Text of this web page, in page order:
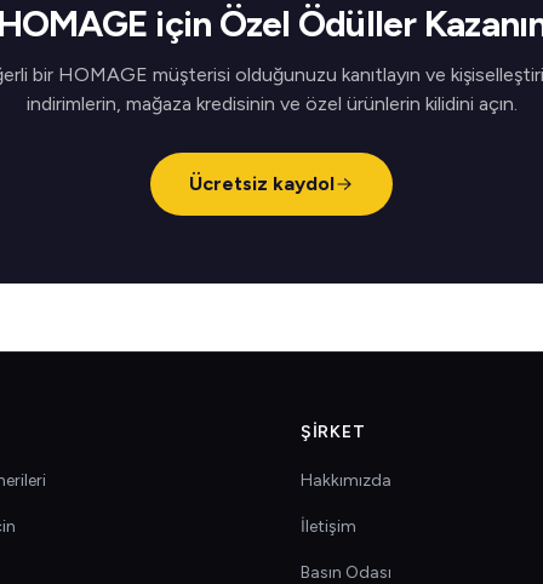
için Özel Ödüller
bir HOMAGE müşterisi olduğunuzu kanıtlayın ve
indirimlerin, mağaza kredisinin ve özel ürünlerin kilidini açın.
Ücretsiz kaydol
ŞIRKET
Hakkımızda
İletişim
Basın Odası